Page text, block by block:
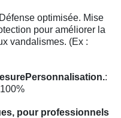
optimisée. Mise
pour améliorer la
vandalismes. (Ex :
:
pour professionnels